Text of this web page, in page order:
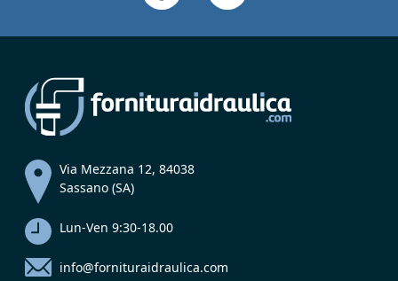
Via Mezzana 12, 84038
Sassano (SA)
Lun-Ven 9:30-18.00
info@fornituraidraulica.com